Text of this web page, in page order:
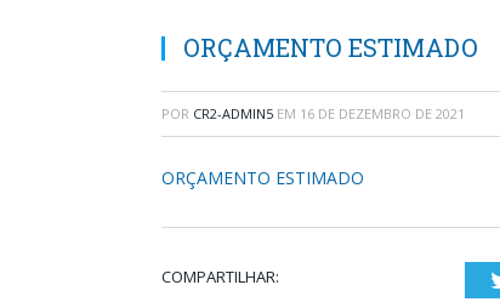
ORÇAMENTO ESTIMADO
POR CR2-ADMIN5 EM 16 DE DEZEMBRO DE 2021
ORÇAMENTO ESTIMADO
COMPARTILHAR: